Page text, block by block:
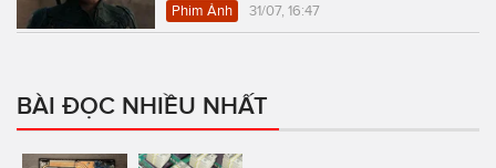
Phim Ảnh 31/07, 16:47
BÀI ĐỌC NHIỀU NHẤT